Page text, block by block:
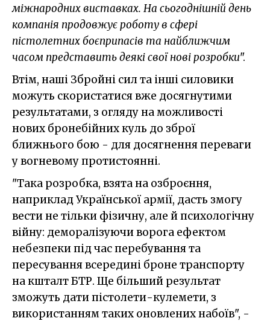
міжнародних виставках. На сьогоднішній день
компанія продовжує роботу в сфері
пістолетних боєприпасів та найближчим
часом представить деякі свої нові розробки".
Втім, наші Збройні сил та інші силовики
можуть скористатися вже досягнутими
результатами, з огляду на можливості
нових бронебійних куль до зброї
ближнього бою - для досягнення переваги
у вогневому протистоянні.
"Така розробка, взята на озброєння,
наприклад Української армії, дасть змогу
вести не тільки фізичну, але й психологічну
війну: деморалізуючи ворога ефектом
небезпеки під час перебування та
пересування всередині броне транспорту
на кшталт БТР. Ще більший результат
зможуть дати пістолети-кулемети, з
використанням таких оновлених набоїв", -